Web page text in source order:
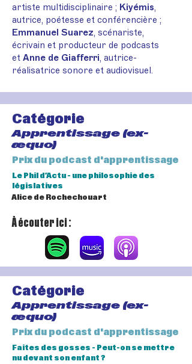
artiste multidisciplinaire ; Kiyémis,
autrice, poétesse et conférencière ;
Emmanuel Suarez, scénariste,
écrivain et producteur de podcasts
et Anne de Giafferri, autrice-
réalisatrice sonore et audiovisuel.
Catégorie
Apprentissage (ex-
æquo)
Prix du podcast d'apprentissage
Le Phil d’Actu - une philosophie des
législatives
Alice de Rochechouart
À écouter ici :
Catégorie
Apprentissage (ex-
æquo)
Prix du podcast d'apprentissage
Faites des gosses - Peut-on se mettre
nu devant son enfant ?